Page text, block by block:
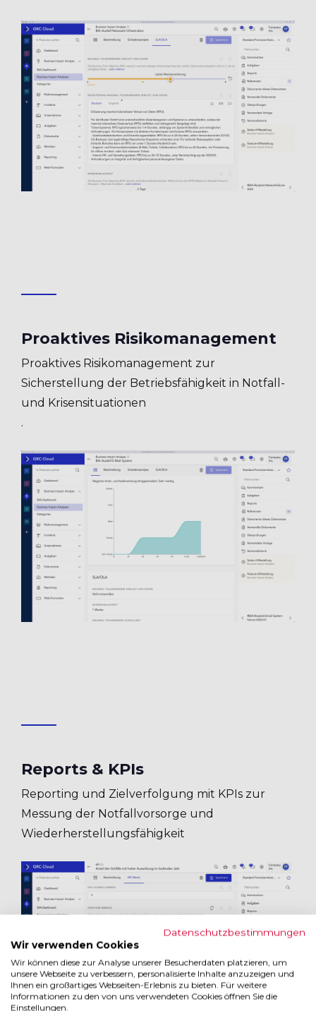
Proaktives Risikomanagement
Proaktives Risikomanagement zur
Sicherstellung der Betriebsfähigkeit in Notfall-
und Krisensituationen
.
Reports & KPIs
Reporting und Zielverfolgung mit KPIs zur
Messung der Notfallvorsorge und
Wiederherstellungsfähigkeit
Datenschutzbestimmungen
Wir verwenden Cookies
Wir können diese zur Analyse unserer Besucherdaten platzieren, um
unsere Webseite zu verbessern, personalisierte Inhalte anzuzeigen und
Ihnen ein großartiges Webseiten-Erlebnis zu bieten. Für weitere
Informationen zu den von uns verwendeten Cookies öffnen Sie die
Einstellungen.